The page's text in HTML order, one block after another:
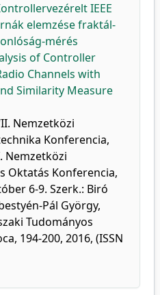
IEEE
elemzése fraktál-
mérés
of Controller
Channels with
Similarity Measure
Nemzetközi
Konferencia,
Nemzetközi
Oktatás Konferencia,
6-9. Szerk.: Biró
Pál György,
Tudományos
194-200, 2016, (ISSN